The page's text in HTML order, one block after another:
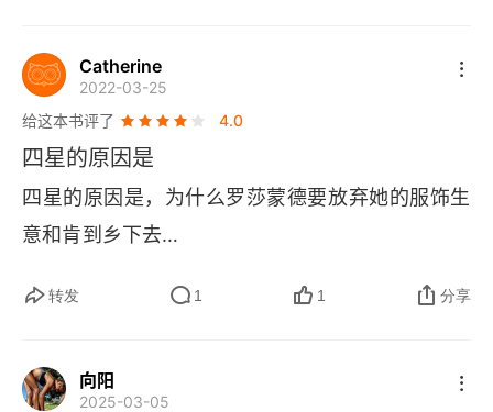
是有一点遗憾的。那就是结尾处罗莎蒙德的归宿
吧。
Catherine
2022-03-25
给这本书评了
4.0
四星的原因是
四星的原因是，为什么罗莎蒙德要放弃她的服饰生
意和肯到乡下去…
转发 1 1 分享
向阳
2025-03-05